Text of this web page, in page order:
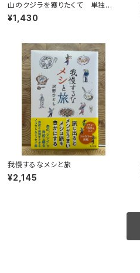
山のクジラを獲りたくて 単独忍
び猟記（文庫版）
¥1,430
我慢するなメシと旅
¥2,145